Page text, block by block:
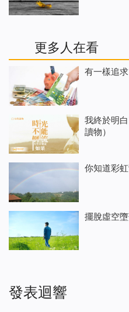
更多人在看
有一樣追
我終於明
讀物）
你知道彩
擺脫虛空
發表迴響